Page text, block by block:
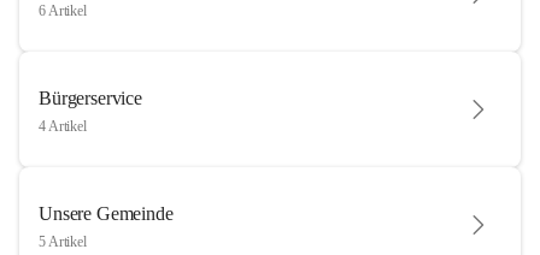
6 Artikel
Bürgerservice
4 Artikel
Unsere Gemeinde
5 Artikel